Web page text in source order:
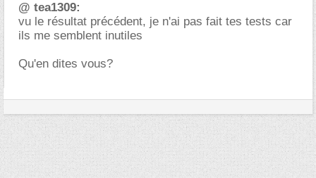
@ tea1309:
vu le résultat précédent, je n'ai pas fait tes tests car
ils me semblent inutiles
Qu'en dites vous?